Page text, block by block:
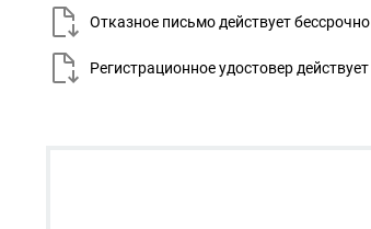
Отказное письмо действуетбессрочно
Регистрационное удостовер действует